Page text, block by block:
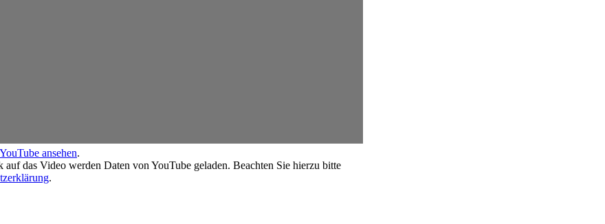
ansehen.
das Video werden Daten von YouTube geladen. Beachten Sie hierzu bitte
.